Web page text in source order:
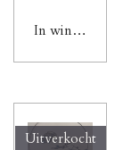
In winkelwagen
Uitverkocht